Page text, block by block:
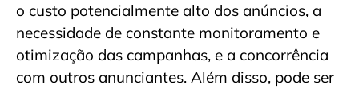
o custo potencialmente alto dos anúncios, a
necessidade de constante monitoramento e
otimização das campanhas, e a concorrência
com outros anunciantes. Além disso, pode ser